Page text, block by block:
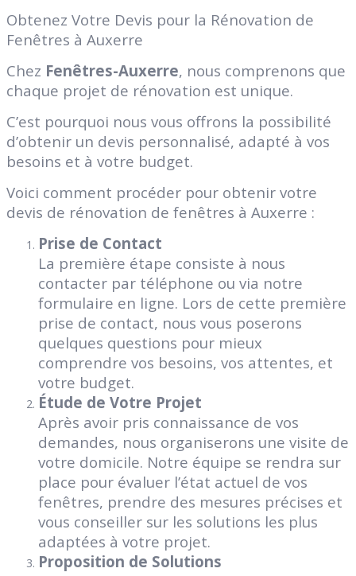
Obtenez Votre Devis pour la Rénovation de
Fenêtres à Auxerre
Chez Fenêtres-Auxerre, nous comprenons que
chaque projet de rénovation est unique.
C’est pourquoi nous vous offrons la possibilité
d’obtenir un devis personnalisé, adapté à vos
besoins et à votre budget.
Voici comment procéder pour obtenir votre
devis de rénovation de fenêtres à Auxerre :
Prise de Contact
La première étape consiste à nous
contacter par téléphone ou via notre
formulaire en ligne. Lors de cette première
prise de contact, nous vous poserons
quelques questions pour mieux
comprendre vos besoins, vos attentes, et
votre budget.
Étude de Votre Projet
Après avoir pris connaissance de vos
demandes, nous organiserons une visite de
votre domicile. Notre équipe se rendra sur
place pour évaluer l’état actuel de vos
fenêtres, prendre des mesures précises et
vous conseiller sur les solutions les plus
adaptées à votre projet.
Proposition de Solutions